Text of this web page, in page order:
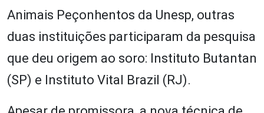
Animais Peçonhentos da Unesp, outras
duas instituições participaram da pesquisa
que deu origem ao soro: Instituto Butantan
(SP) e Instituto Vital Brazil (RJ).